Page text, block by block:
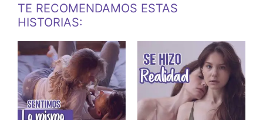
TE RECOMENDAMOS ESTAS
HISTORIAS: